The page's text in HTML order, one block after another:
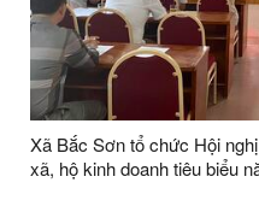
Xã Bắc Sơn tổ chức Hội
xã, hộ kinh doanh tiêu biểu